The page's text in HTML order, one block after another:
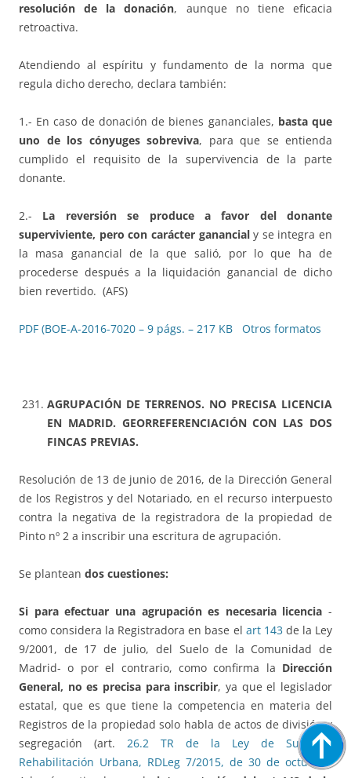
resolución de la donación, aunque no tiene eficacia
retroactiva.
Atendiendo al espíritu y fundamento de la norma que
regula dicho derecho, declara también:
1.- En caso de donación de bienes gananciales, basta que
uno de los cónyuges sobreviva, para que se entienda
cumplido el requisito de la supervivencia de la parte
donante.
2.- La reversión se produce a favor del donante
superviviente, pero con carácter ganancialy se integra en
la masa ganancial de la que salió, por lo que ha de
procederse después a la liquidación ganancial de dicho
bien revertido. (AFS)
PDF (BOE-A-2016-7020 – 9 págs. – 217 KB Otros formatos
AGRUPACIÓN DE TERRENOS. NO PRECISA LICENCIA
EN MADRID. GEORREFERENCIACIÓN CON LAS DOS
FINCAS PREVIAS.
Resolución de 13 de junio de 2016, de la Dirección General
de los Registros y del Notariado, en el recurso interpuesto
contra la negativa de la registradora de la propiedad de
Pinto nº 2 a inscribir una escritura de agrupación.
Se plantean dos cuestiones:
Si para efectuar una agrupación es necesaria licencia -
como considera la Registradora en base el art 143 de la Ley
9/2001, de 17 de julio, del Suelo de la Comunidad de
Madrid- o por el contrario, como confirma la Dirección
General, no es precisa para inscribir, ya que el legislador
estatal, que es que tiene la competencia en materia del
Registros de la propiedad solo habla de actos de división y
segregación (art. 26.2 TR de la Ley de Suelo y
Rehabilitación Urbana, RDLeg 7/2015, de 30 de octubre);